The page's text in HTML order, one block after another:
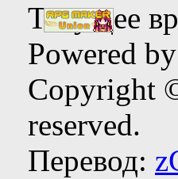
Текущее
Powered by
Copyright
reserved.
Перевод: